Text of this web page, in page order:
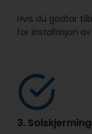
Hvis du godtar
for installasjon
3.